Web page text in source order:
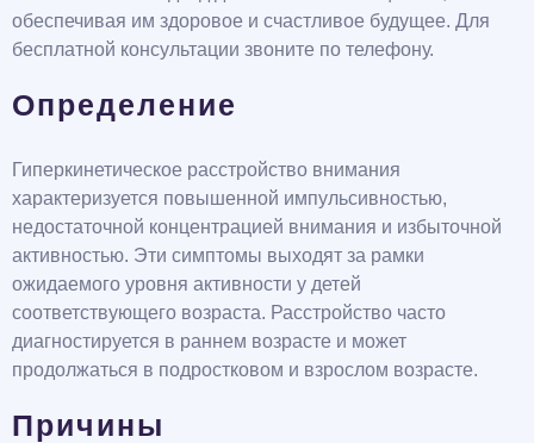
обеспечивая им здоровое и счастливое будущее. Для
бесплатной консультации звоните по телефону.
Определение
Гиперкинетическое расстройство внимания
характеризуется повышенной импульсивностью,
недостаточной концентрацией внимания и избыточной
активностью. Эти симптомы выходят за рамки
ожидаемого уровня активности у детей
соответствующего возраста. Расстройство часто
диагностируется в раннем возрасте и может
продолжаться в подростковом и взрослом возрасте.
Причины